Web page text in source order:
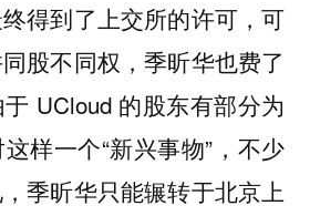
得到了上交所的许可，可
股不同权，季昕华也费了
UCloud 的股东有部分为
样一个“新兴事物”，不少
季昕华只能辗转于北京上